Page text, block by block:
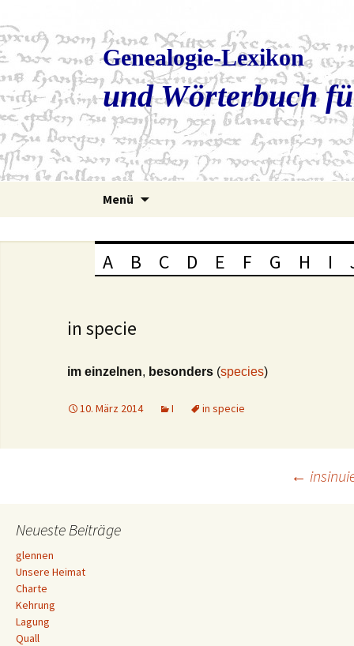
Genealogie-Lexikon
und Wörterbuch
Menü
A B C D E F G H I
in specie
im einzelnen, besonders (species)
10. März 2014 I in specie
Navigation
←
Neueste Beiträge
glennen
Unsere Heimat
Charte
Kehrung
Lagung
Quall